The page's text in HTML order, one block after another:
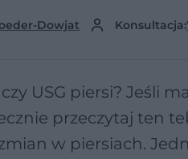
Dowjat Konsultacja:
USG piersi? Jeśli
przeczytaj ten
w piersiach.